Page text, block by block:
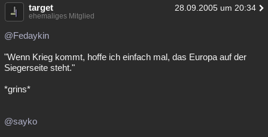
target 28.09.2005 um 20:34
ehemaliges Mitglied
@Fedaykin
"Wenn Krieg kommt, hoffe ich einfach mal, das Europa auf der
Siegerseite steht."
*grins*
@sayko